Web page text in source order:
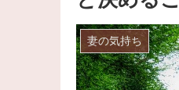
妻の気持ち